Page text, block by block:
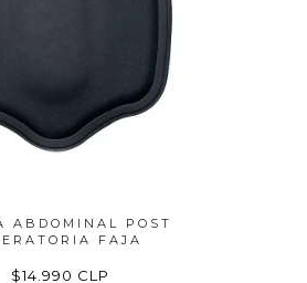
ABDOMINAL POST
FAJA
$14.990 CLP